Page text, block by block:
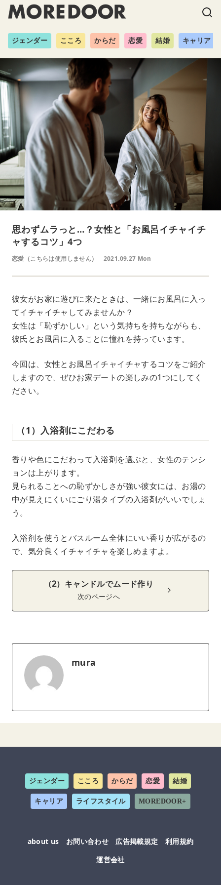
ジェンダー こころ からだ 恋愛 結婚 キャリア
思わずムラっと…？女性と「お風呂イチャイチ
ャするコツ」4つ
恋愛（こちらは使用しません） 2021.09.27 Mon
彼女がお家に遊びに来たときは、一緒にお風呂に入っ
てイチャイチャしてみませんか？
女性は「恥ずかしい」という気持ちを持ちながらも、
彼氏とお風呂に入ることに憧れを持っています。
今回は、女性とお風呂イチャイチャするコツをご紹介
しますので、ぜひお家デートの楽しみの1つにしてく
ださい。
（1）入浴剤にこだわる
香りや色にこだわって入浴剤を選ぶと、女性のテンシ
ョンは上がります。
見られることへの恥ずかしさが強い彼女には、お湯の
中が見えにくいにごり湯タイプの入浴剤がいいでしょ
う。
入浴剤を使うとバスルーム全体にいい香りが広がるの
で、気分良くイチャイチャを楽しめますよ。
（2）キャンドルでムード作り
次のページへ
mura
ジェンダー こころ からだ 恋愛 結婚
キャリア ライフスタイル MOREDOOR+
about us お問い合わせ 広告掲載規定
利用規約
運営会社